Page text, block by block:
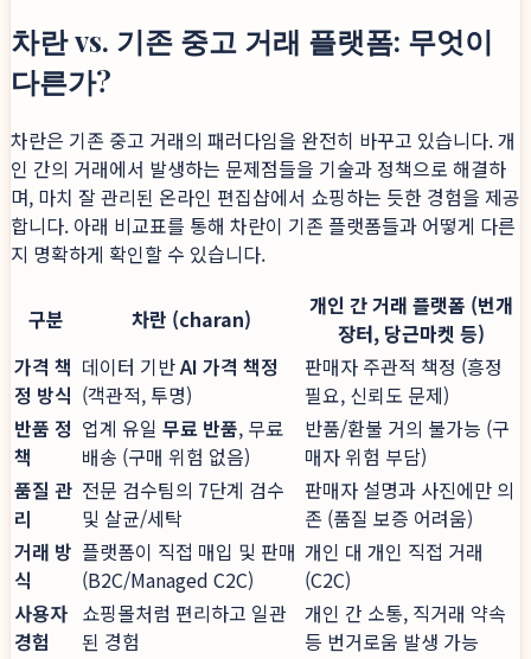
차란 vs. 기존 중고 거래 플랫폼: 무엇이
다른가?
차란은 기존 중고 거래의 패러다임을 완전히 바꾸고 있습니다. 개
인 간의 거래에서 발생하는 문제점들을 기술과 정책으로 해결하
며, 마치 잘 관리된 온라인 편집샵에서 쇼핑하는 듯한 경험을 제공
합니다. 아래 비교표를 통해 차란이 기존 플랫폼들과 어떻게 다른
지 명확하게 확인할 수 있습니다.
구분 차란 (charan)
개인 간 거래 플랫폼 (번개
장터, 당근마켓 등)
가격 책
정 방식
데이터 기반AI 가격 책정
(객관적, 투명)
판매자 주관적 책정 (흥정
필요, 신뢰도 문제)
반품 정
책
업계 유일 무료 반품, 무료
배송 (구매 위험 없음)
반품/환불 거의 불가능 (구
매자 위험 부담)
품질 관
리
전문 검수팀의 7단계 검수
및 살균/세탁
판매자 설명과 사진에만 의
존 (품질 보증 어려움)
거래 방
식
플랫폼이 직접 매입 및 판매
(B2C/Managed C2C)
개인 대 개인 직접 거래
(C2C)
사용자
경험
쇼핑몰처럼 편리하고 일관
된 경험
개인 간 소통, 직거래 약속
등 번거로움 발생 가능